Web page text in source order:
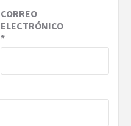
CORREO
ELECTRÓNICO
*